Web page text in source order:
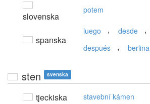
slovenska
potem
spanska
luego , desde ,
después , berlina
sten svenska
tjeckiska stavební kámen